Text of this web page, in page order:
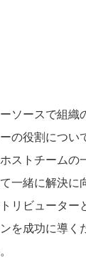
ソースで組織
の役割につい
ストチームの
一緒に解決に
リビューター
を成功に導く